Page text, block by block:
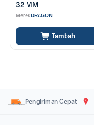
32 MM
MerekDRAGON
Tambah
Pengiriman Cepat